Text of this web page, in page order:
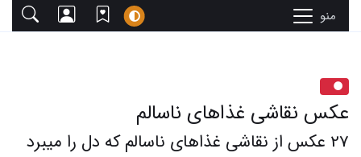
منو
عکس نقاشی غذاهای ناسالم
27 عکس از نقاشی غذاهای ناسالم که دل را میبرد